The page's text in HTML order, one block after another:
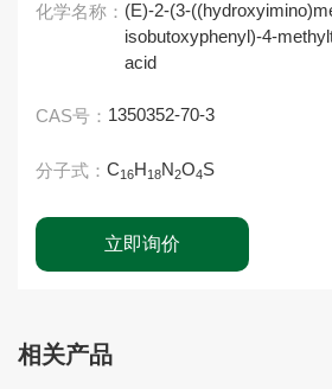
化学名称： (E)-2-(3-
isobutoxyphenyl)-4-
acid
CAS号： 1350352-70-3
分子式： C16H18N2O4S
立即询价
相关产品